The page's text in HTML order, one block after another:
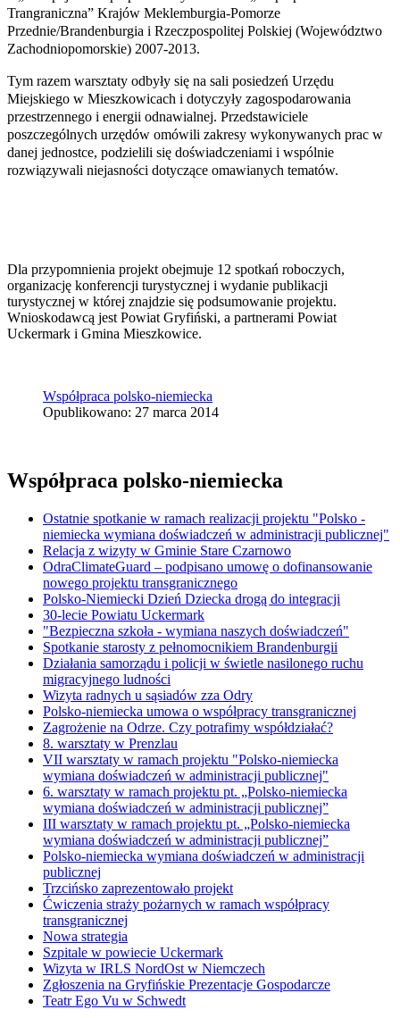
Trangraniczna” Krajów Meklemburgia-Pomorze
Przednie/Brandenburgia i Rzeczpospolitej Polskiej (Województwo
Zachodniopomorskie) 2007-2013.
Tym razem warsztaty odbyły się na sali posiedzeń Urzędu
Miejskiego w Mieszkowicach i dotyczyły zagospodarowania
przestrzennego i energii odnawialnej. Przedstawiciele
poszczególnych urzędów omówili zakresy wykonywanych prac w
danej jednostce, podzielili się doświadczeniami i wspólnie
rozwiązywali niejasności dotyczące omawianych tematów.
Dla przypomnienia projekt obejmuje 12 spotkań roboczych,
organizację konferencji turystycznej i wydanie publikacji
turystycznej w której znajdzie się podsumowanie projektu.
Wnioskodawcą jest Powiat Gryfiński, a partnerami Powiat
Uckermark i Gmina Mieszkowice.
Współpraca polsko-niemiecka
Opublikowano: 27 marca 2014
Współpraca polsko-niemiecka
Ostatnie spotkanie w ramach realizacji projektu "Polsko -
niemiecka wymiana doświadczeń w administracji publicznej"
Relacja z wizyty w Gminie Stare Czarnowo
OdraClimateGuard – podpisano umowę o dofinansowanie
nowego projektu transgranicznego
Polsko-Niemiecki Dzień Dziecka drogą do integracji
30-lecie Powiatu Uckermark
"Bezpieczna szkoła - wymiana naszych doświadczeń"
Spotkanie starosty z pełnomocnikiem Brandenburgii
Działania samorządu i policji w świetle nasilonego ruchu
migracyjnego ludności
Wizyta radnych u sąsiadów zza Odry
Polsko-niemiecka umowa o współpracy transgranicznej
Zagrożenie na Odrze. Czy potrafimy współdziałać?
8. warsztaty w Prenzlau
VII warsztaty w ramach projektu "Polsko-niemiecka
wymiana doświadczeń w administracji publicznej"
6. warsztaty w ramach projektu pt. „Polsko-niemiecka
wymiana doświadczeń w administracji publicznej”
III warsztaty w ramach projektu pt. „Polsko-niemiecka
wymiana doświadczeń w administracji publicznej”
Polsko-niemiecka wymiana doświadczeń w administracji
publicznej
Trzcińsko zaprezentowało projekt
Ćwiczenia straży pożarnych w ramach współpracy
transgranicznej
Nowa strategia
Szpitale w powiecie Uckermark
Wizyta w IRLS NordOst w Niemczech
Zgłoszenia na Gryfińskie Prezentacje Gospodarcze
Teatr Ego Vu w Schwedt